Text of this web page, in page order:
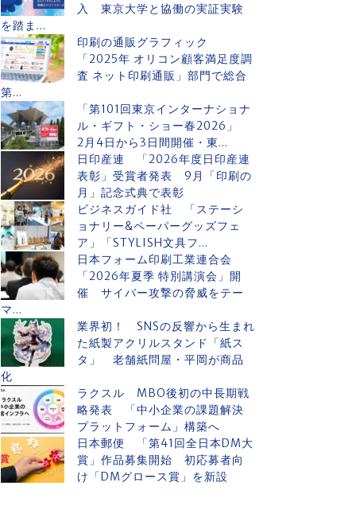
入 東京大学と協働の実証実験
を踏ま...
印刷の通販グラフィック
「2025年 オリコン顧客満足度調
査 ネット印刷通販」部門で総合
第...
「第101回東京インターナショナ
ル・ギフト・ショー春2026」
2月4日から3日間開催・東...
日印産連 「2026年度日印産連
表彰」受賞者発表 9月「印刷の
月」記念式典で表彰
ビジネスガイド社 「ステーシ
ョナリー&ペーパーグッズフェ
ア」「STYLISH文具フ...
日本フォーム印刷工業連合会
「2026年夏季 特別講演会」開
催 サイバー攻撃の脅威をテー
マ...
業界初！ SNSの反響から生まれ
た紙製アクリルスタンド「紙ス
タ」 老舗紙問屋・平岡が商品
化
ラクスル MBO後初の中長期戦
略発表 「中小企業の課題解決
プラットフォーム」構築へ
日本郵便 「第41回全日本DM大
賞」作品募集開始 初応募者向
け「DMグロース賞」を新設